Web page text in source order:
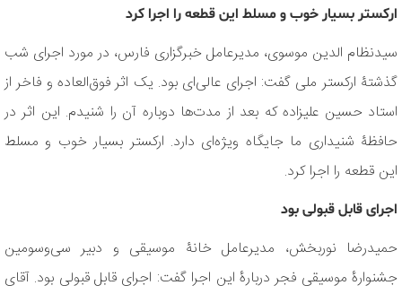
ارکستر بسیار خوب و مسلط این قطعه را اجرا کرد
سیدنظام الدین موسوی، مدیرعامل خبرگزاری فارس، در مورد اجرای شب
گذشتۀ ارکستر ملی گفت: اجرای عالی‌ای بود. یک اثر فوق‌العاده و فاخر از
استاد حسین علیزاده که بعد از مدت‌ها دوباره آن را شنیدم. این اثر در
حافظۀ شنیداری ما جایگاه ویژه‌ای دارد. ارکستر بسیار خوب و مسلط
این قطعه را اجرا کرد.
اجرای قابل قبولی بود
حمیدرضا نوربخش، مدیرعامل خانۀ موسیقی و دبیر سی‌وسومین
جشنوارۀ موسیقی فجر دربارۀ این اجرا گفت: اجرای قابل قبولی بود. آقای